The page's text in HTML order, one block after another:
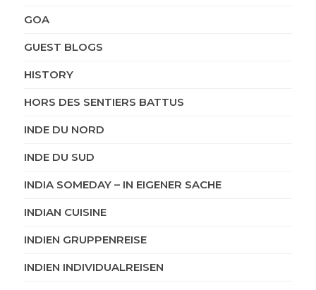
GOA
GUEST BLOGS
HISTORY
HORS DES SENTIERS BATTUS
INDE DU NORD
INDE DU SUD
INDIA SOMEDAY – IN EIGENER SACHE
INDIAN CUISINE
INDIEN GRUPPENREISE
INDIEN INDIVIDUALREISEN